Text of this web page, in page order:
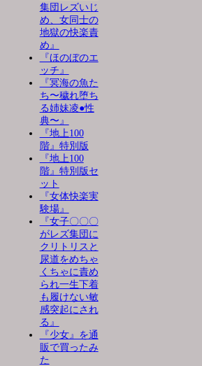
集団レズいじ
め、女同士の
地獄の快楽責
め』
『ほのぼのエ
ッチ』
『冥海の魚た
ち〜穢れ堕ち
る姉妹凌●性
典〜』
『地上100
階』特別版
『地上100
階』特別版セ
ット
『女体快楽実
験場』
『女子〇〇〇
がレズ集団に
クリトリスと
尿道をめちゃ
くちゃに責め
られ一生下着
も履けない敏
感突起にされ
る』
『少女』を通
販で買ったみ
た